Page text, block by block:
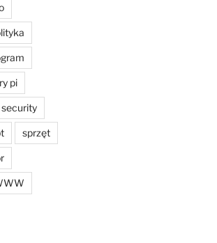
pi
security
sprzęt